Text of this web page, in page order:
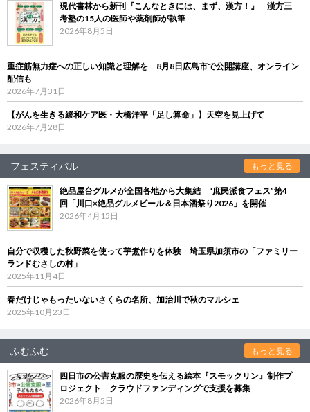
現代書林から新刊『こんなときには、まず、漢方！』 漢方三
考塾の15人の医師や薬剤師が執筆
2026年8月5日
重症筋無力症への正しい知識と理解を 8月8日広島市で公開講座、オンライン
配信も
2026年7月31日
【がんを生きる緩和ケア医・大橋洋平「足し算命」】天空を見上げて
2026年7月28日
フェスティバル もっと見る
絶品屋台グルメが全国各地から大集結 “庶民派食フェス”第4
回「川口×絶品グルメビール＆日本酒祭り2026」を開催
2026年4月15日
自分で収穫した秋野菜を使って芋煮作りを体験 埼玉県加須市の「ファミリー
ランドむさしの村」
2025年11月4日
春だけじゃもったいないさくらの名所、加治川で秋のマルシェ
2025年10月23日
ふむふむ もっと見る
四日市の公害克服の歴史を伝える絵本『スモックリン』制作プ
ロジェクト クラウドファンディングで支援を募集
2026年8月5日